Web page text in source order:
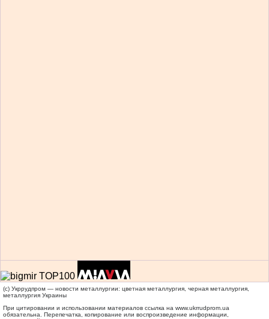
(c) Укррудпром — новости металлургии: цветная металлургия, черная металлургия,
металлургия Украины
При цитировании и использовании материалов ссылка на www.ukrrudprom.ua
обязательна. Перепечатка, копирование или воспроизведение информации,